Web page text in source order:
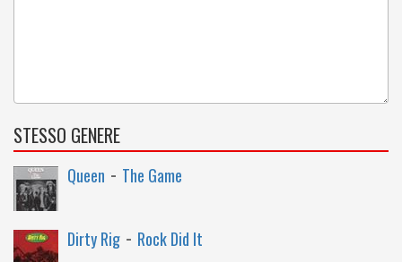
STESSO GENERE
Queen - The Game
Dirty Rig - Rock Did It